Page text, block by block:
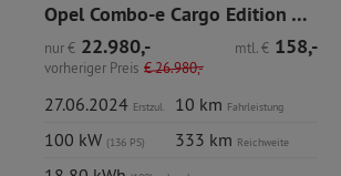
Opel Combo-e Cargo Edition XL DAB PDC Cargo-Paket
nur€ 22.980,-
vorheriger Preis €26.980,-
mtl.€ 158,-
27.06.2024 Erstzul. 10 km Fahrleistung
100 kW (136 PS) 333 km Reichweite